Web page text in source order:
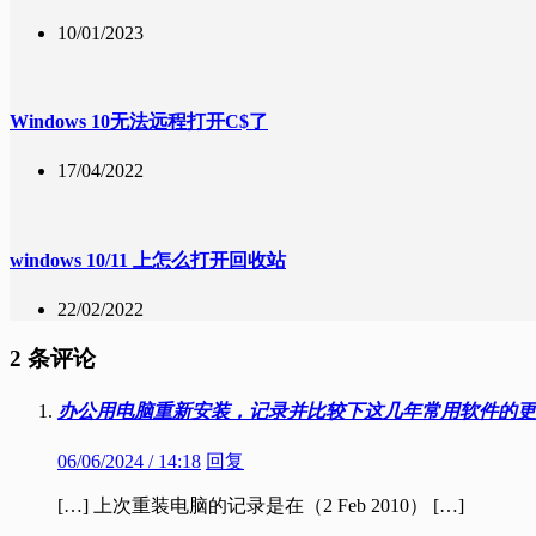
10/01/2023
Windows 10无法远程打开C$了
17/04/2022
windows 10/11 上怎么打开回收站
22/02/2022
2 条评论
办公用电脑重新安装，记录并比较下这几年常用软件的
06/06/2024 / 14:18 回复
[…] 上次重装电脑的记录是在（2 Feb 2010） […]